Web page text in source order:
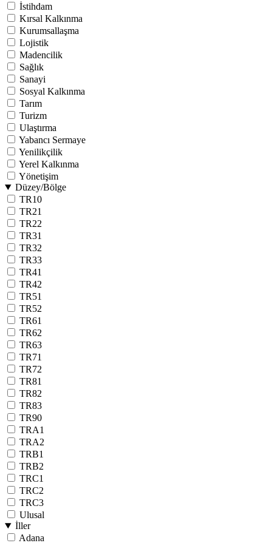
İstihdam
Kırsal Kalkınma
Kurumsallaşma
Lojistik
Madencilik
Sağlık
Sanayi
Sosyal Kalkınma
Tarım
Turizm
Ulaştırma
Yabancı Sermaye
Yenilikçilik
Yerel Kalkınma
Yönetişim
Düzey/Bölge
TR10
TR21
TR22
TR31
TR32
TR33
TR41
TR42
TR51
TR52
TR61
TR62
TR63
TR71
TR72
TR81
TR82
TR83
TR90
TRA1
TRA2
TRB1
TRB2
TRC1
TRC2
TRC3
Ulusal
İller
Adana